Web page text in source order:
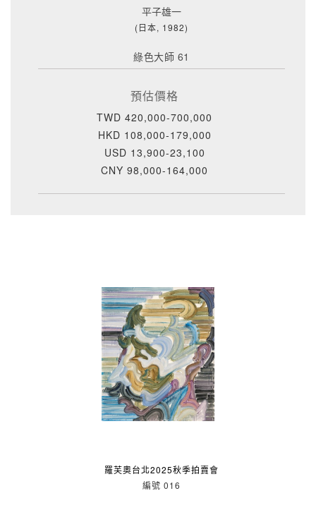
平子雄一
(日本, 1982)
綠色大師 61
預估價格
TWD 420,000-700,000
HKD 108,000-179,000
USD 13,900-23,100
CNY 98,000-164,000
羅芙奧台北2025秋季拍賣會
編號 016